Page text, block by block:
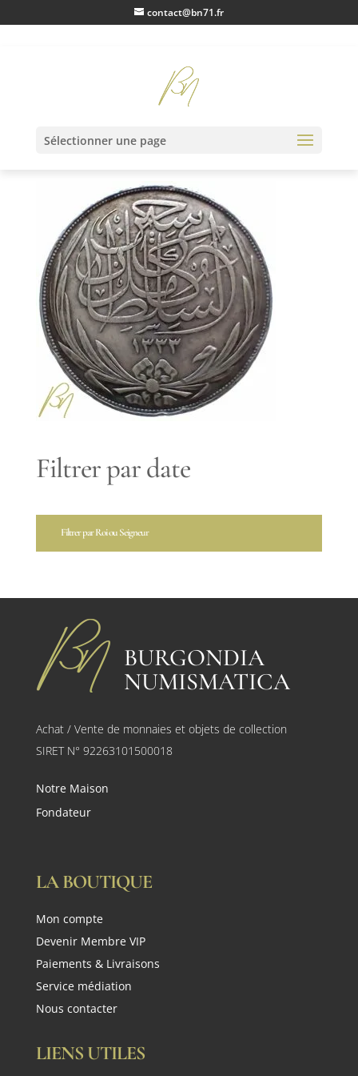
contact@bn71.fr
Sélectionner une page
IMG20230123100519
Filtrer par date
Filtrer par Roi ou Seigneur
BURGONDIA
NUMISMATICA
Achat / Vente de monnaies et objets de collection
SIRET N° 92263101500018
Notre Maison
Fondateur
LA BOUTIQUE
Mon compte
Devenir Membre VIP
Paiements & Livraisons
Service médiation
Nous contacter
LIENS UTILES